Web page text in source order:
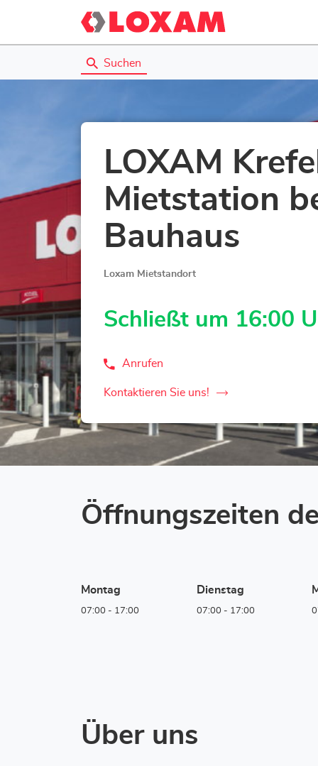
Suchen
LOXAM
Mietstation
Bauhaus
Loxam Mietstandort
Schließt um 16:00
Anrufen
der
Krefeld
bei
Bauhaus-
Kontaktieren Sie uns!
der
Krefeld
Mietstation
Store
Öffnungszeiten
Montag
07:00 - 17:00
Dienstag
07:00 - 17:00
Über uns